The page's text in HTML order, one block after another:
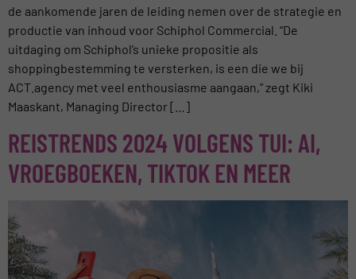
de aankomende jaren de leiding nemen over de strategie en
productie van inhoud voor Schiphol Commercial. “De
uitdaging om Schiphol’s unieke propositie als
shoppingbestemming te versterken, is een die we bij
ACT.agency met veel enthousiasme aangaan,” zegt Kiki
Maaskant, Managing Director […]
REISTRENDS 2024 VOLGENS TUI: AI,
VROEGBOEKEN, TIKTOK EN MEER